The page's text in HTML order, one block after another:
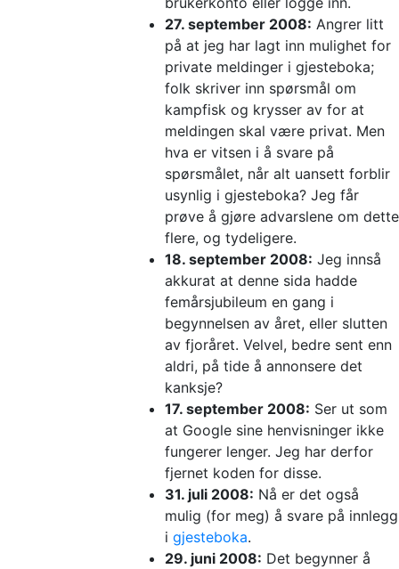
27. september 2008: Angrer litt
på at jeg har lagt inn mulighet for
private meldinger i gjesteboka;
folk skriver inn spørsmål om
kampfisk og krysser av for at
meldingen skal være privat. Men
hva er vitsen i å svare på
spørsmålet, når alt uansett forblir
usynlig i gjesteboka? Jeg får
prøve å gjøre advarslene om dette
flere, og tydeligere.
18. september 2008: Jeg innså
akkurat at denne sida hadde
femårsjubileum en gang i
begynnelsen av året, eller slutten
av fjoråret. Velvel, bedre sent enn
aldri, på tide å annonsere det
kanksje?
17. september 2008: Ser ut som
at Google sine henvisninger ikke
fungerer lenger. Jeg har derfor
fjernet koden for disse.
31. juli 2008: Nå er det også
mulig (for meg) å svare på innlegg
i gjesteboka.
29. juni 2008: Det begynner å